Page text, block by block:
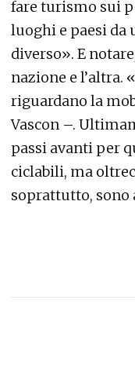
fare turismo sui
luoghi e paesi da
diverso». E
nazione e l’altra.
riguardano la
Vascon –.
passi avanti per
ciclabili, ma
soprattutto, sono